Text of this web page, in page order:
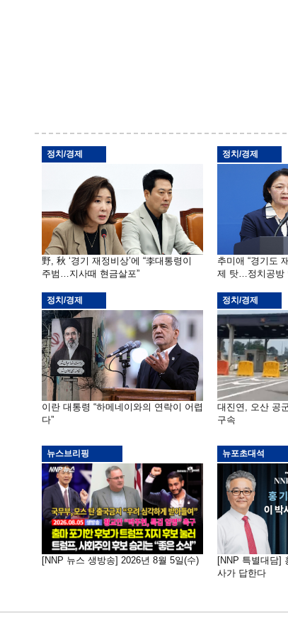
정치/경제
野, 秋 ‘경기 재정비상’에 “李대통령이
주범…지사때 현금살포”
정치/경제
추미애 “경기도
제 탓…정치공방
정치/경제
이란 대통령 “하메네이와의 연락이 어렵
다”
정치/경제
대진연, 오산 공
구속
뉴스브리핑
[NNP 뉴스 생방송] 2026년 8월 5일(수)
뉴포초대석
[NNP 특별대담]
사가 답한다